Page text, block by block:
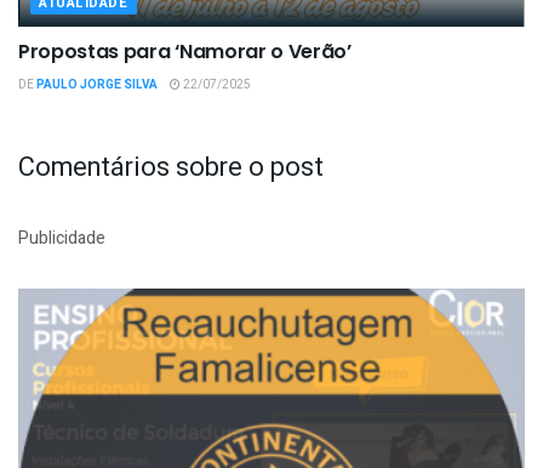
Propostas para ‘Namorar o Verão’
DEPAULO JORGE SILVA 22/07/2025
Comentários sobre o post
Publicidade